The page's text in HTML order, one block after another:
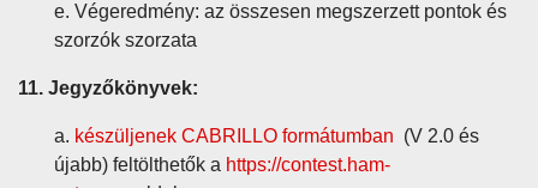
e. Végeredmény: az összesen megszerzett pontok és
szorzók szorzata
11. Jegyzőkönyvek:
a. készüljenek CABRILLO formátumban (V 2.0 és
újabb) feltölthetők a https://contest.ham-